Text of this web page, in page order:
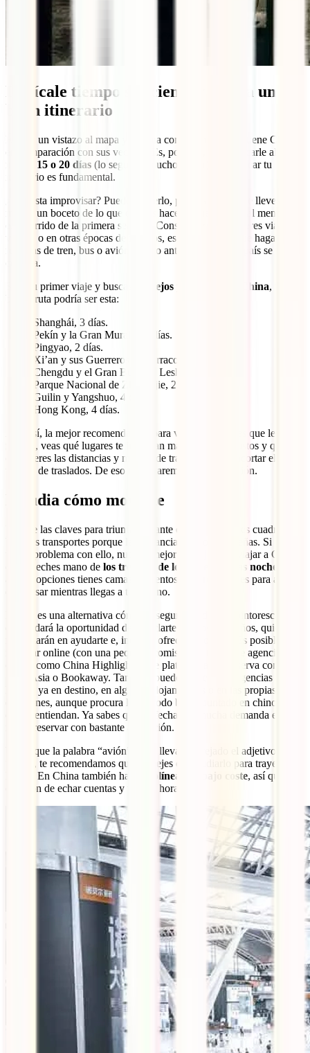
Dedícale tiempo suficiente y diseña un
buen itinerario
Échale un vistazo al mapa y alucina con el tamaño que tiene China
en comparación con sus vecinos. Es, por esto, que dedicarle al
15 o 20 días (lo segundo mucho mejor) y planificar tu
itinerario es fundamental.
¿Te gusta improvisar? Puedes hacerlo, pero es mejor que lleves al
menos un boceto de lo que quieres hacer o que pienses al menos en
el recorrido de la primera semana. Considera que si quieres viajar en
verano o en otras épocas de festivos, es fundamental que hagas tus
reservas de tren, bus o avión cuanto antes. En serio, el país se
colapsa.
Si es tu primer viaje y buscas
consejos para viajar a China, una
buena ruta podría ser esta:
Shanghái, 3 días.
Pekín y la Gran Muralla, 4 días.
Pingyao, 2 días.
Xi’an y sus Guerreros de Terracota, 2 días.
Chengdu y el Gran Buda de Leshan, 2 días.
Parque Nacional de Zhanjiajie, 2 días.
Guilin y Yangshuo, 4 días.
Hong Kong, 4 días.
Aun así, la mejor recomendación para viajar a China es que leas
mucho, veas qué lugares te interesan más según tus gustos y que
consideres las distancias y medios de transporte para acortar el
tiempo de traslados. De eso te hablaremos a continuación.
Estudia cómo moverte
Una de las claves para triunfar durante este gran viaje es cuadrar
bien los transportes porque las distancias no son pequeñas. Si no
tienes problema con ello, nuestro mejor consejo para viajar a China
es que eches mano de los trenes y de los buses por las noches
ambas opciones tienes camas o asientos muy reclinables para así
descansar mientras llegas a tu destino.
El tren es una alternativa cómoda, segura y, además, pintoresca, ya
que te dará la oportunidad de mezclarte con los lugareños, quienes
no dudarán en ayudarte e, incluso, ofrecerte comida. Es posible
reservar online (con una pequeña comisión) a través de agencias
chinas como China Highlights o de plataformas de reserva como
12go Asia o Bookaway. También puedes hacerlo en agencias
locales ya en destino, en algunos alojamientos o en las propias
estaciones, aunque procura llevar todo bien apuntado en chino para
que te entiendan. Ya sabes que en fechas de mucha demanda es
mejor reservar con bastante antelación.
Y, aunque la palabra “avión” suele llevar aparejado el adjetivo
“caro”, te recomendamos que no dejes de estudiarlo para trayectos
largos. En China también hay
aerolíneas de bajo coste, así que es
cuestión de echar cuentas y ver los horarios.